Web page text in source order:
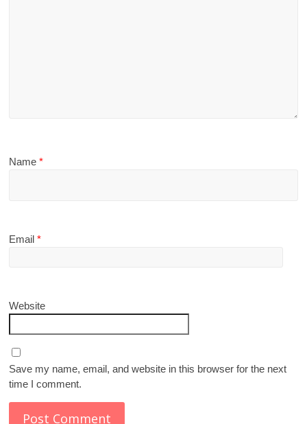
Name*
Email*
Website
Save my name, email, and website in this browser for the next
time I comment.